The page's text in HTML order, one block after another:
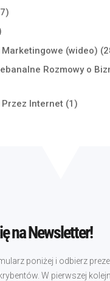
Marketingowe (wideo)
Rozmowy o
Internet(1)
na Newsletter!
poniżej i odbierz
W pierwszej